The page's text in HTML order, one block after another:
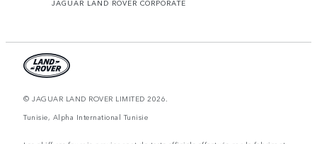
JAGUAR LAND ROVER CORPORATE
© JAGUAR LAND ROVER LIMITED 2026.
Tunisie, Alpha International Tunisie